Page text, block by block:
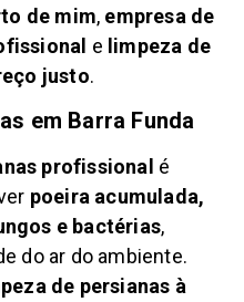
de mim, empresa de
e limpeza de
justo.
em Barra Funda
profissional é
poeira acumulada,
e bactérias,
do ar do ambiente.
de persianas à